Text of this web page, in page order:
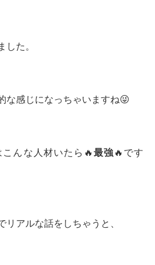
した。
な感じになっちゃいますね😜
んな人材いたら🔥 最強 🔥です
リアルな話をしちゃうと、